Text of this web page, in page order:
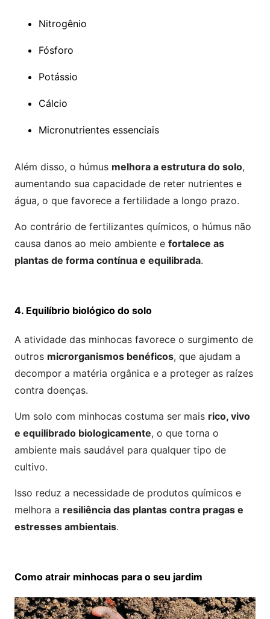
Nitrogênio
Fósforo
Potássio
Cálcio
Micronutrientes essenciais
Além disso, o húmus melhora a estrutura do solo,
aumentando sua capacidade de reter nutrientes e
água, o que favorece a fertilidade a longo prazo.
Ao contrário de fertilizantes químicos, o húmus não
causa danos ao meio ambiente e fortalece as
plantas de forma contínua e equilibrada.
4. Equilíbrio biológico do solo
A atividade das minhocas favorece o surgimento de
outros microrganismos benéficos, que ajudam a
decompor a matéria orgânica e a proteger as raízes
contra doenças.
Um solo com minhocas costuma ser mais rico, vivo
e equilibrado biologicamente, o que torna o
ambiente mais saudável para qualquer tipo de
cultivo.
Isso reduz a necessidade de produtos químicos e
melhora a resiliência das plantas contra pragas e
estresses ambientais.
Como atrair minhocas para o seu jardim